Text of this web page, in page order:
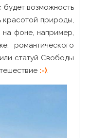
будет возможность
красотой природы,
фоне, например,
романтического
статуй Свободы
:-).